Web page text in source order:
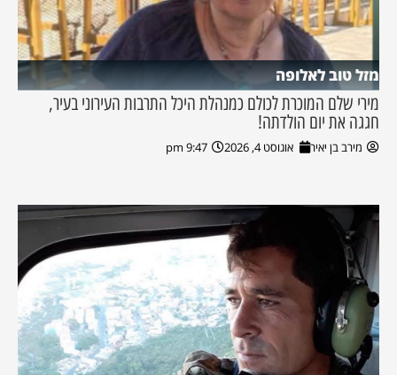
מזל טוב לאלופה
מירי שלם המוכרת לכולם כמנהלת היכל התרבות העירוני בעיר,
חגגה את יום הולדתה!
מירב בן יאיר אוגוסט 4, 2026 9:47 pm